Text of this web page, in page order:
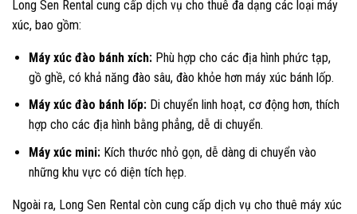
Long Sen Rental cung cấp dịch vụ cho thuê đa dạng các loại máy
xúc, bao gồm:
Máy xúc đào bánh xích:Phù hợp cho các địa hình phức tạp,
gồ ghề, có khả năng đào sâu, đào khỏe hơn máy xúc bánh lốp.
Máy xúc đào bánh lốp:Di chuyển linh hoạt, cơ động hơn, thích
hợp cho các địa hình bằng phẳng, dễ di chuyển.
Máy xúc mini:Kích thước nhỏ gọn, dễ dàng di chuyển vào
những khu vực có diện tích hẹp.
Ngoài ra, Long Sen Rental còn cung cấp dịch vụ cho thuê máy xúc